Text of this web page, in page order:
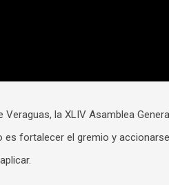
la XLIV Asamblea
es fortalecer el gremio y